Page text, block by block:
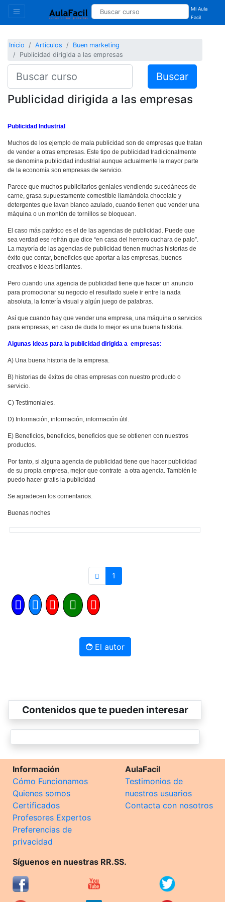
Mi Aula
Facil
Inicio Articulos
Buen marketing
Publicidad dirigida a las empresas
Buscar
Publicidad dirigida a las empresas
Publicidad Industrial
Muchos de los ejemplo de mala publicidad son de empresas que tratan
de vender a otras empresas. Este tipo de publicidad tradicionalmente
se denomina publicidad industrial aunque actualmente la mayor parte
de la economía son empresas de servicio.
Parece que muchos publicitarios geniales vendiendo sucedáneos de
carne, grasa supuestamente comestible llamándola chocolate y
detergentes que lavan blanco azulado, cuando tienen que vender una
máquina o un montón de tornillos se bloquean.
El caso más patético es el de las agencias de publicidad. Puede que
sea verdad ese refrán que dice “en casa del herrero cuchara de palo”.
La mayoría de las agencias de publicidad tienen muchas historias de
éxito que contar, beneficios que aportar a las empresas, buenos
creativos e ideas brillantes.
Pero cuando una agencia de publicidad tiene que hacer un anuncio
para promocionar su negocio el resultado suele ir entre la nada
absoluta, la tontería visual y algún juego de palabras.
Así que cuando hay que vender una empresa, una máquina o servicios
para empresas, en caso de duda lo mejor es una buena historia.
Algunas ideas para la publicidad dirigida a empresas:
A) Una buena historia de la empresa.
B) historias de éxitos de otras empresas con nuestro producto o
servicio.
C) Testimoniales.
D) Información, información, información útil.
E) Beneficios, beneficios, beneficios que se obtienen con nuestros
productos.
Por tanto, si alguna agencia de publicidad tiene que hacer publicidad
de su propia empresa, mejor que contrate a otra agencia. También le
puedo hacer gratis la publicidad
Se agradecen los comentarios.
Buenas noches
1
El autor
Contenidos que te pueden interesar
Información
Cómo Funcionamos
Quienes somos
Certificados
Profesores Expertos
Preferencias de
privacidad
AulaFacil
Testimonios de
nuestros usuarios
Contacta con nosotros
Síguenos en nuestras RR.SS.